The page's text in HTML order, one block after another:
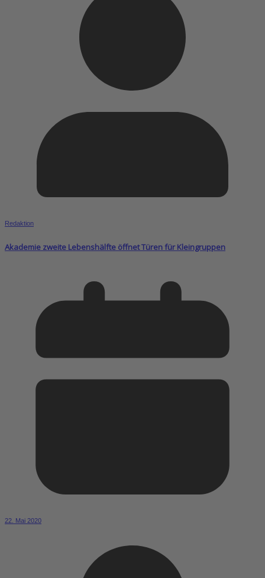
Redaktion
Akademie zweite Lebenshälfte öffnet Türen für Kleingruppen
22. Mai 2020